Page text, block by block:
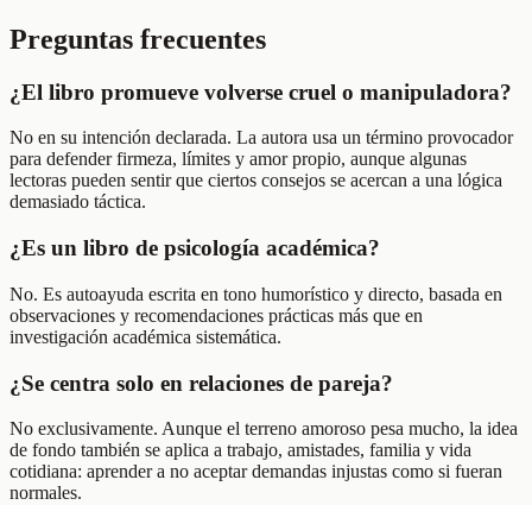
Preguntas frecuentes
¿El libro promueve volverse cruel o manipuladora?
No en su intención declarada. La autora usa un término provocador
para defender firmeza, límites y amor propio, aunque algunas
lectoras pueden sentir que ciertos consejos se acercan a una lógica
demasiado táctica.
¿Es un libro de psicología académica?
No. Es autoayuda escrita en tono humorístico y directo, basada en
observaciones y recomendaciones prácticas más que en
investigación académica sistemática.
¿Se centra solo en relaciones de pareja?
No exclusivamente. Aunque el terreno amoroso pesa mucho, la idea
de fondo también se aplica a trabajo, amistades, familia y vida
cotidiana: aprender a no aceptar demandas injustas como si fueran
normales.